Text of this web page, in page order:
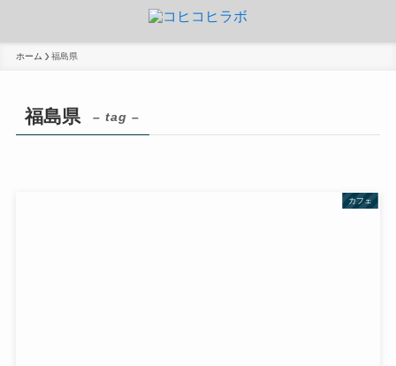
ホーム 福島県
福島県 – tag –
カフェ